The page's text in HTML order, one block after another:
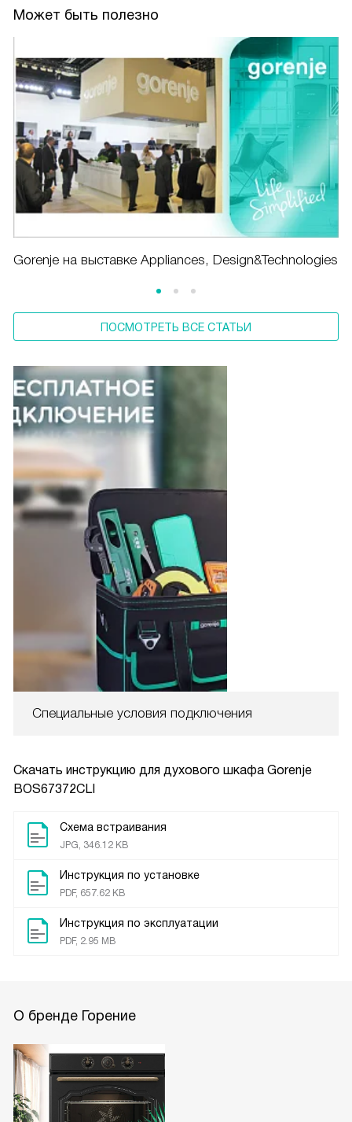
Специальные условия подключения
Скачать инструкцию для духового шкафа Gorenje
BOS67372CLI
Схема встраивания
JPG, 346.12 KB
Инструкция по установке
PDF, 657.62 KB
Инструкция по эксплуатации
PDF, 2.95 MB
Может быть полезно
Gorenje на выставке Appliances, Design&Technologies
ПОСМОТРЕТЬ ВСЕ СТАТЬИ
О бренде Горение